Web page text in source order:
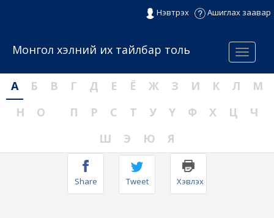
Нэвтрэх Ашиглах заавар
Menu
Монгол хэлний их тайлбар толь
А Б В Г Д Е Ё Ж З И К Л
М
Н
О П Р С Т У Ү Ф Х Ц
Ч
Ш
Э Ю Я
Share Tweet Хэвлэх